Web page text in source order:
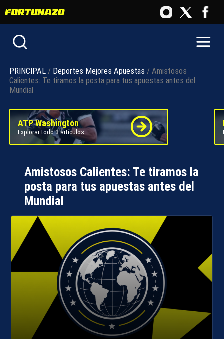
PRINCIPAL / Deportes Mejores Apuestas / Amistosos
Calientes: Te tiramos la posta para tus apuestas antes del
Mundial
ATP Washington
Explorar todo 3 artículos
Amistosos Calientes: Te tiramos la
posta para tus apuestas antes del
Mundial